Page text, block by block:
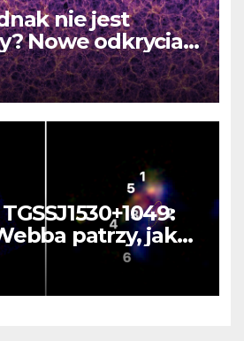
nie jest
Nowe odkrycia
fundamentalne
patrzy, jak
i
czarna dziura